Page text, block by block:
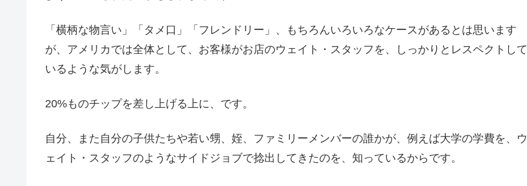
「横柄な物言い」「タメ口」「フレンドリー」、もちろんいろいろなケースがあるとは思います
が、アメリカでは全体として、お客様がお店のウェイト・スタッフを、しっかりとレスペクトして
いるような気がします。
20%ものチップを差し上げる上に、です。
自分、また自分の子供たちや若い甥、姪、ファミリーメンバーの誰かが、例えば大学の学費を、ウ
ェイト・スタッフのようなサイドジョブで捻出してきたのを、知っているからです。